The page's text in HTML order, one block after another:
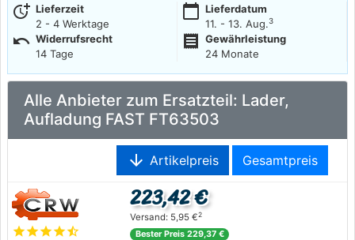
more_time Lieferzeit
2 - 4 Werktage
calendar_today Lieferdatum
11. - 13. Aug.3
undo Widerrufsrecht
14 Tage
receipt
Gewährleistung
24 Monate
Alle Anbieter zum Ersatzteil: Lader,
Aufladung FAST FT63503
arrow_downward Artikelpreis Gesamtpreis
starstarstarstarstar_half
223,42 €
Versand: 5,95 €2
Bester Preis 229,37 €